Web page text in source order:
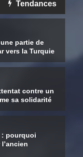
de
au rendez-vous
Tendances
partie de
vers la Turquie
contre un
sa solidarité
pourquoi